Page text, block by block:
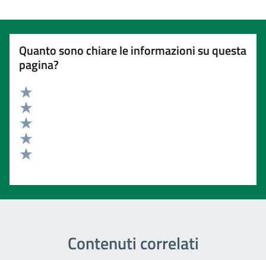
Quanto sono chiare le informazioni su questa
pagina?
Valuta 5 stelle su 5
Valuta 4 stelle su 5
Valuta 3 stelle su 5
Valuta 2 stelle su 5
Contenuti correlati